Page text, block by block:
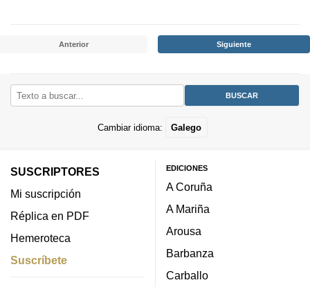
Anterior Siguiente
Cambiar idioma: Galego
SUSCRIPTORES
Mi suscripción
Réplica en PDF
Hemeroteca
Suscríbete
EDICIONES
A Coruña
A Mariña
Arousa
Barbanza
Carballo